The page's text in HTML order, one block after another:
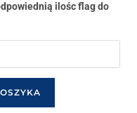
ilośc flag do